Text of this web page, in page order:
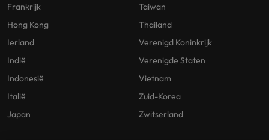
Frankrijk
Hong Kong
Ierland
Indië
Indonesië
Italië
Japan
Taiwan
Thailand
Verenigd Koninkrijk
Verenigde Staten
Vietnam
Zuid-Korea
Zwitserland